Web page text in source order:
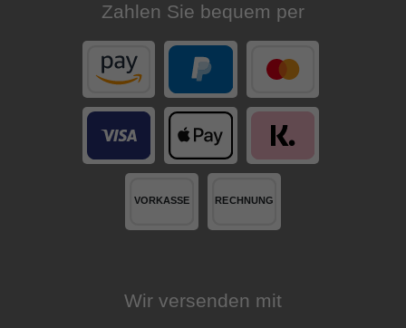
Zahlen Sie bequem per
Wir versenden mit